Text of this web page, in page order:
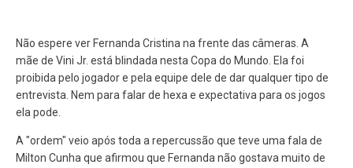
Não espere ver Fernanda Cristina na frente das câmeras. A
mãe de Vini Jr. está blindada nesta Copa do Mundo. Ela foi
proibida pelo jogador e pela equipe dele de dar qualquer tipo de
entrevista. Nem para falar de hexa e expectativa para os jogos
ela pode.
A "ordem" veio após toda a repercussão que teve uma fala de
Milton Cunha que afirmou que Fernanda não gostava muito de